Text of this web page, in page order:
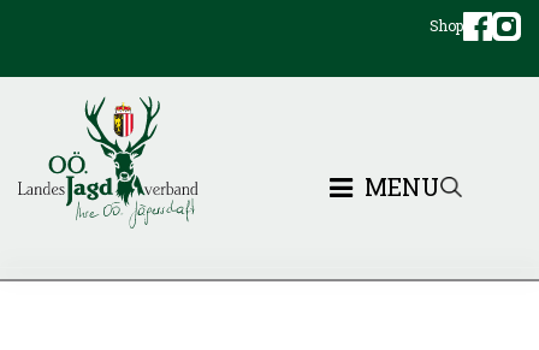
Shop
MENU